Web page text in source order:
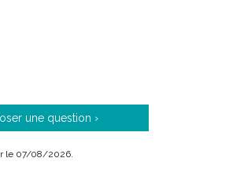
une question ›
le 07/08/2026.